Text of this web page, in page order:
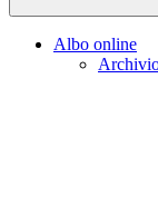
Albo online